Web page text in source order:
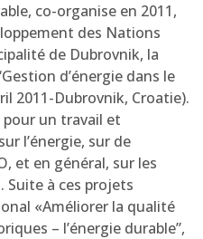
co-organise en 2011,
des Nations
de Dubrovnik, la
d’énergie dans le
2011-Dubrovnik, Croatie).
pour un travail et
l’énergie, sur de
et en général, sur les
à ces projets
«Améliorer la qualité
– l’énergie durable”,